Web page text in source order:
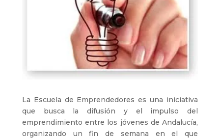
La Escuela de Emprendedores es una iniciativa
que busca la difusión y el impulso del
emprendimiento entre los jóvenes de Andalucía,
organizando un fin de semana en el que